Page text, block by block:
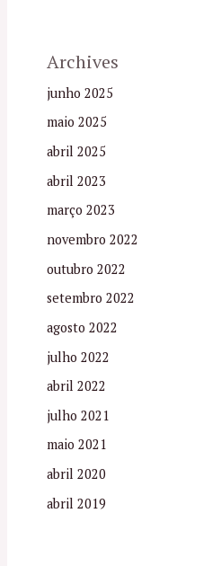
Archives
junho 2025
maio 2025
abril 2025
abril 2023
março 2023
novembro 2022
outubro 2022
setembro 2022
agosto 2022
julho 2022
abril 2022
julho 2021
maio 2021
abril 2020
abril 2019